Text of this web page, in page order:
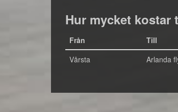
Hur mycket kostar
Från Till
Vårsta
Arlanda